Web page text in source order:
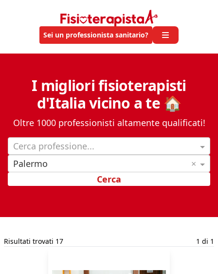
Sei un professionista sanitario?
I migliori fisioterapisti
d'Italia vicino a te 🏠
Oltre 1000 professionisti altamente qualificati!
Cerca professione...
Palermo
×
Cerca
Risultati trovati 17 1 di 1